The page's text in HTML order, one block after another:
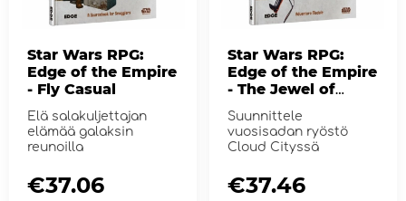
Star Wars RPG:
Edge of the Empire
- Fly Casual
Elä salakuljettajan
elämää galaksin
reunoilla
€37.06
Star Wars RPG:
Edge of the Empire
- The Jewel of
Yavin
Suunnittele
vuosisadan ryöstö
Cloud Cityssä
€37.46